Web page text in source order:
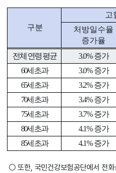
구 분
고
처방일수율
증가율
전체 연령 평균
3.0%증가
60세 초과 3.0%증가
65세 초과 3.2%증가
70세 초과 3.4%증가
75세 초과 3.7%증가
80세 초과 4.1%증가
85세 초과 4.1%증가
○ 또한, 국민건강보험공단에서 전